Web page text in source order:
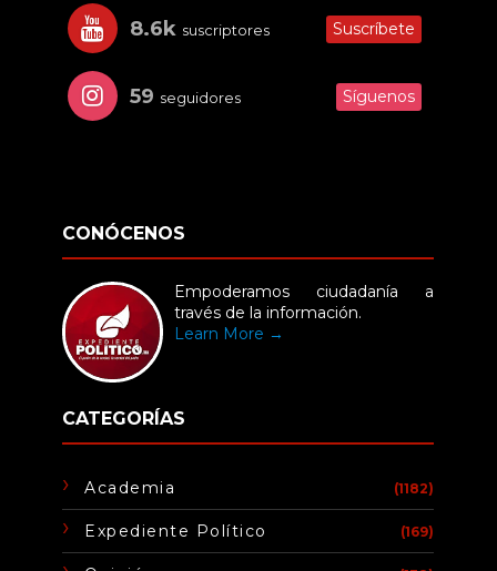
8.6k suscriptores Suscríbete
59 seguidores Síguenos
CONÓCENOS
Empoderamos ciudadanía a
través de la información.
Learn More →
CATEGORÍAS
Academia (1182)
Expediente Político (169)